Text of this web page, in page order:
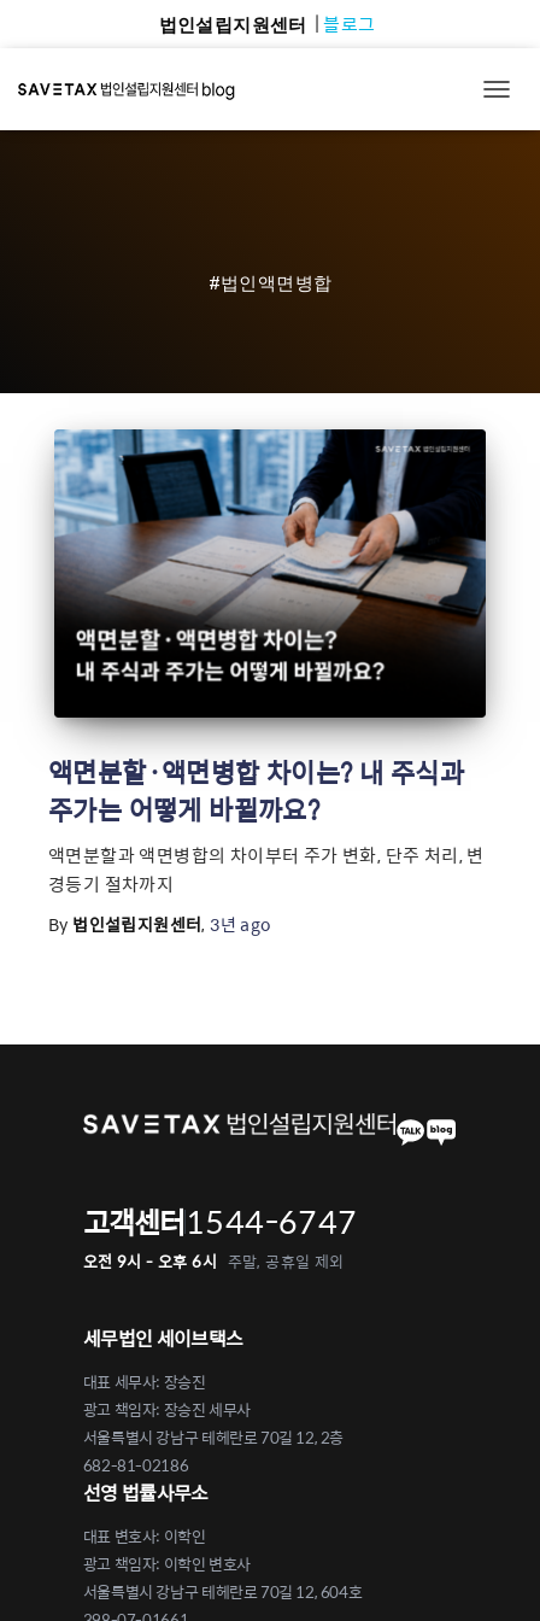
법인설립지원센터 블로그
#법인액면병합
액면분할·액면병합 차이는? 내 주식과
주가는 어떻게 바뀔까요?
액면분할과 액면병합의 차이부터 주가 변화, 단주 처리, 변
경등기 절차까지
By 법인설립지원센터,3년 ago
고객센터1544-6747
오전 9시 - 오후 6시 주말, 공휴일 제외
세무법인 세이브택스
대표 세무사: 장승진
광고 책임자: 장승진 세무사
서울특별시 강남구 테헤란로 70길 12, 2층
682-81-02186
선영 법률사무소
대표 변호사: 이학인
광고 책임자: 이학인 변호사
서울특별시 강남구 테헤란로 70길 12, 604호